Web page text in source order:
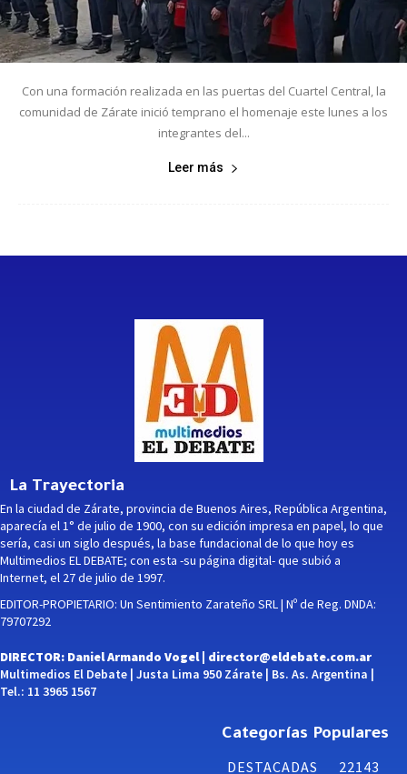
Con una formación realizada en las puertas del Cuartel Central, la
comunidad de Zárate inició temprano el homenaje este lunes a los
integrantes del...
Leer más
La Trayectoria
En la ciudad de Zárate, provincia de Buenos Aires, República Argentina,
aparecía el 1° de julio de 1900, con su edición impresa en papel, lo que
sería, casi un siglo después, la base fundacional de lo que hoy es
Multimedios EL DEBATE; con esta -su página digital- que subió a
Internet, el 27 de julio de 1997.
EDITOR-PROPIETARIO: Un Sentimiento Zarateño SRL | Nº de Reg. DNDA:
79707292
DIRECTOR: Daniel Armando Vogel | director@eldebate.com.ar
Multimedios El Debate | Justa Lima 950 Zárate | Bs. As. Argentina |
Tel.: 11 3965 1567
Categorías Populares
DESTACADAS
22143